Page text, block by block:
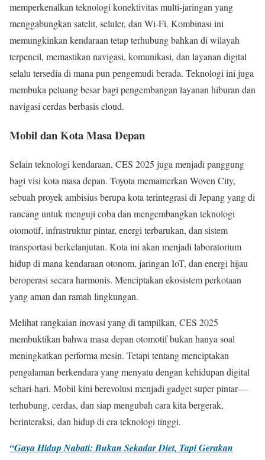
memperkenalkan teknologi konektivitas multi-jaringan yang
menggabungkan satelit, seluler, dan Wi-Fi. Kombinasi ini
memungkinkan kendaraan tetap terhubung bahkan di wilayah
terpencil, memastikan navigasi, komunikasi, dan layanan digital
selalu tersedia di mana pun pengemudi berada. Teknologi ini juga
membuka peluang besar bagi pengembangan layanan hiburan dan
navigasi cerdas berbasis cloud.
Mobil dan Kota Masa Depan
Selain teknologi kendaraan, CES 2025 juga menjadi panggung
bagi visi kota masa depan. Toyota memamerkan Woven City,
sebuah proyek ambisius berupa kota terintegrasi di Jepang yang di
rancang untuk menguji coba dan mengembangkan teknologi
otomotif, infrastruktur pintar, energi terbarukan, dan sistem
transportasi berkelanjutan. Kota ini akan menjadi laboratorium
hidup di mana kendaraan otonom, jaringan IoT, dan energi hijau
beroperasi secara harmonis. Menciptakan ekosistem perkotaan
yang aman dan ramah lingkungan.
Melihat rangkaian inovasi yang di tampilkan, CES 2025
membuktikan bahwa masa depan otomotif bukan hanya soal
meningkatkan performa mesin. Tetapi tentang menciptakan
pengalaman berkendara yang menyatu dengan kehidupan digital
sehari-hari. Mobil kini berevolusi menjadi gadget super pintar—
terhubung, cerdas, dan siap mengubah cara kita bergerak,
berinteraksi, dan hidup di era teknologi tinggi.
“Gaya Hidup Nabati: Bukan Sekadar Diet, Tapi Gerakan